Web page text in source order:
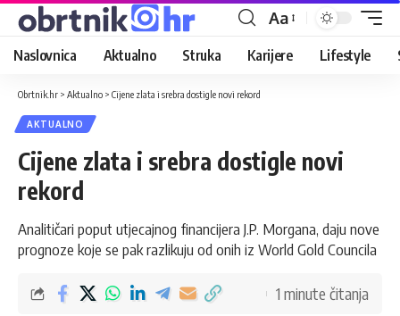
Aa
Naslovnica Aktualno Struka Karijere Lifestyle
Obrtnik.hr > Aktualno > Cijene zlata i srebra dostigle novi rekord
AKTUALNO
Cijene zlata i srebra dostigle novi
rekord
Analitičari poput utjecajnog financijera J.P. Morgana, daju nove
prognoze koje se pak razlikuju od onih iz World Gold Councila
1 minute čitanja